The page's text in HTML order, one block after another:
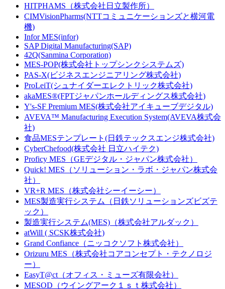
HITPHAMS（株式会社日立製作所）
CIMVisionPharms(NTTコミュニケーションズと横河電
機)
Infor MES(infor)
SAP Digital Manufacturing(SAP)
42Q(Sanmina Corporation)
MES-POP(株式会社トップシンクシステムズ)
PAS-X(ビジネスエンジニアリング株式会社)
ProLeiT(シュナイダーエレクトリック株式会社)
akaMES®(FPTジャパンホールディングス株式会社)
Y's-SF Premium MES(株式会社アイキューブデジタル)
AVEVA™ Manufacturing Execution System(AVEVA株式会
社)
食品MESテンプレート(日鉄テックスエンジ株式会社)
CyberChefood(株式会社 日立ハイテク)
Proficy MES（GEデジタル・ジャパン株式会社）
Quick! MES（ソリューション・ラボ・ジャパン株式会
社）
VR+R MES（株式会社シーイーシー）
MES製造実行システム（日鉄ソリューションズビズテ
ック）
製造実行システム(MES)（株式会社アルダック）
atWill ( SCSK株式会社)
Grand Confiance（ニッコクソフト株式会社）
Orizuru MES（株式会社コアコンセプト・テクノロジ
ー）
EasyT@ct（オフィス・ミューズ有限会社）
MESOD（ウイングアーク１ｓｔ株式会社）